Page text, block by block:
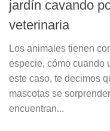
jardín cavando
veterinaria
Los animales tienen
especie, cómo cuando
este caso, te decimos
mascotas se
encuentran...